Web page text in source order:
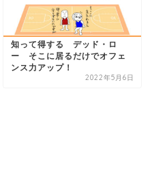
知って得する デッド・ロ
ー そこに居るだけでオフェ
ンス力アップ！
2022年5月6日